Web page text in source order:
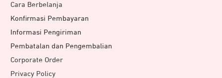
Cara Berbelanja
Konfirmasi Pembayaran
Informasi Pengiriman
Pembatalan dan Pengembalian
Corporate Order
Privacy Policy